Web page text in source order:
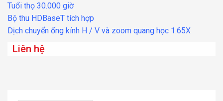
Tuổi thọ 30.000 giờ
Bộ thu HDBaseT tích hợp
Dịch chuyển ống kính H / V và zoom quang học 1.65X
Liên hệ